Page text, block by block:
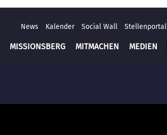
News Kalender Social Wall Stellenportal
MISSIONSBERG MITMACHEN MEDIEN